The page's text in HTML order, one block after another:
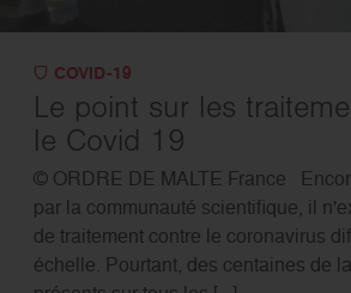
COVID-19
Le point sur les
le Covid 19
© ORDRE DE MALTE France
par la communauté scientifique, il
de traitement contre le coronavirus
échelle. Pourtant, des centaines de